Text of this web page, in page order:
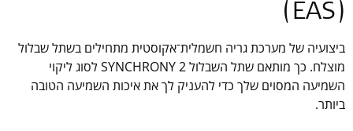
(EAS)
ביצועיה של מערכת גריה חשמלית־אקוסטית מתחילים בשתל שבלול
מוצלח. כך מותאם שתל השבלול SYNCHRONY 2 לסוג ליקוי
השמיעה המסוים שלך כדי להעניק לך את איכות השמיעה הטובה
ביותר.